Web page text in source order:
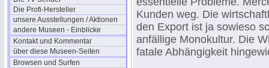
Die Profi-Hersteller
unsere Ausstellungen / Aktionen
andere Museen - Einblicke
Kontakt und Kommentar
über diese Museen-Seiten
Browsen und Surfen
Kunden weg. Die
den Export ist ja sowieso
anfällige Monokultur. Die
fatale Abhängigkeit